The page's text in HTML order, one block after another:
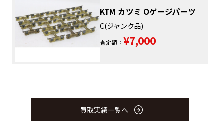
KTM カツミ Oゲージパーツ
C(ジャンク品)
査定額： ¥7,000
買取実績一覧へ